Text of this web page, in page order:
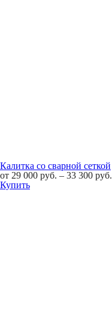
Калитка со сварной сеткой
от 29 000 руб. – 33 300 руб.
Купить